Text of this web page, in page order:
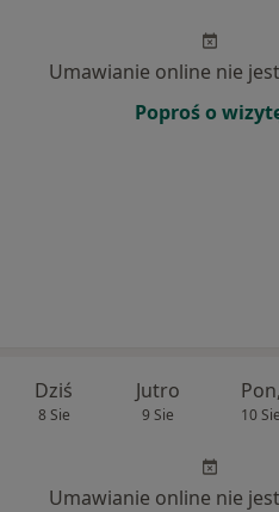
Umawianie online nie
Poproś o
Dziś
8 Sie
Jutro
9 Sie
Pon,
10 Sie
Umawianie online nie